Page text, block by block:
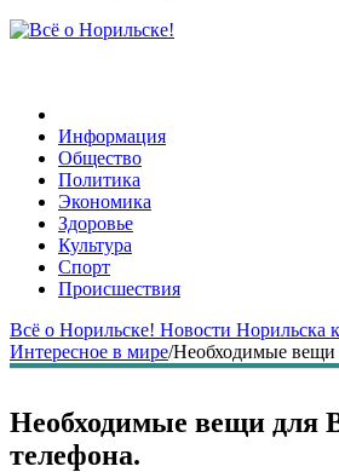
Информация
Общество
Политика
Экономика
Здоровье
Культура
Спорт
Происшествия
Всё о Норильске! Новости Норильска
Интересное в мире/Необходимые вещи
Необходимые вещи для
телефона.